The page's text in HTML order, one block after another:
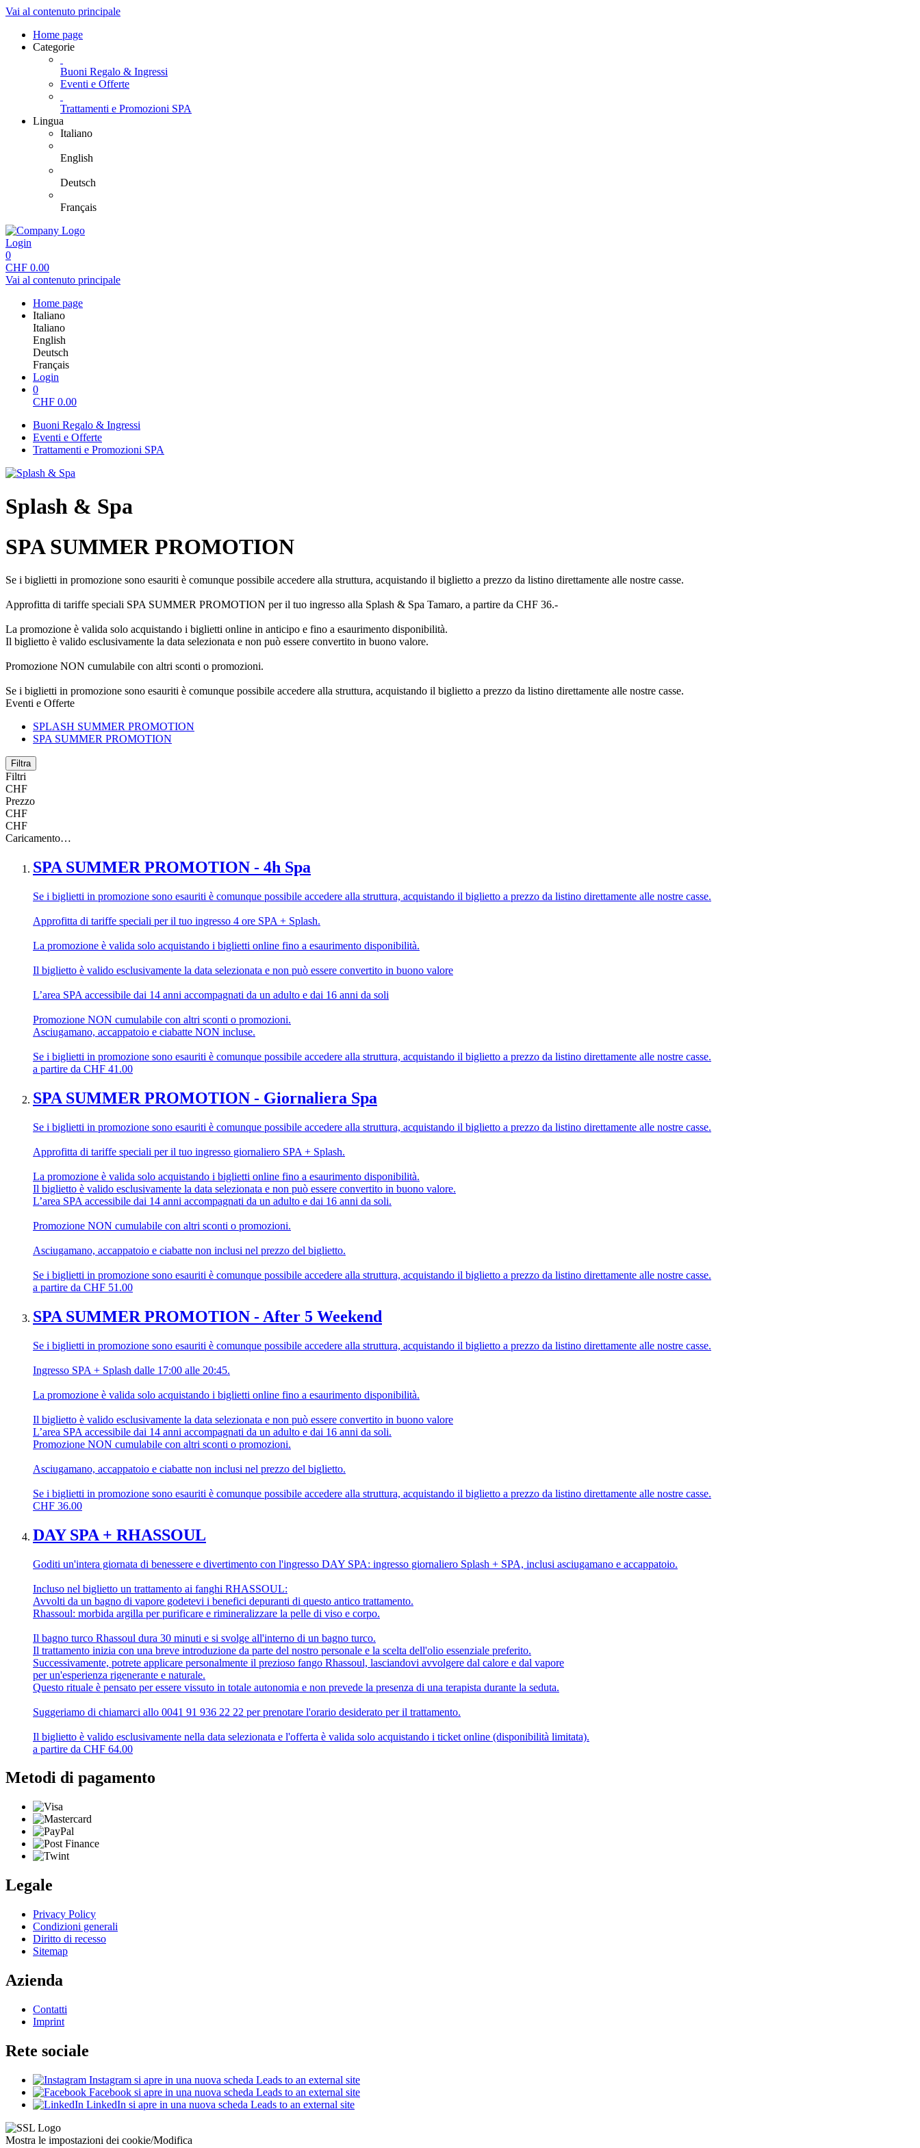
Vai al contenuto principale
Home page
Categorie
Buoni Regalo & Ingressi
Eventi e Offerte
Trattamenti e Promozioni SPA
Lingua
Italiano
English
Deutsch
Français
Login
0
CHF 0.00
Vai al contenuto principale
Home page
Italiano
Italiano
English
Deutsch
Français
Login
0
CHF 0.00
Buoni Regalo & Ingressi
Eventi e Offerte
Trattamenti e Promozioni SPA
Splash & Spa
SPA SUMMER PROMOTION
Se i biglietti in promozione sono esauriti è comunque possibile accedere alla struttura, acquistando il biglietto a prezzo da listino direttamente alle nostre casse.
Approfitta di tariffe speciali SPA SUMMER PROMOTION per il tuo ingresso alla Splash & Spa Tamaro, a partire da CHF 36.-
La promozione è valida solo acquistando i biglietti online in anticipo e fino a esaurimento disponibilità.
Il biglietto è valido esclusivamente la data selezionata e non può essere convertito in buono valore.
Promozione NON cumulabile con altri sconti o promozioni.
Se i biglietti in promozione sono esauriti è comunque possibile accedere alla struttura, acquistando il biglietto a prezzo da listino direttamente alle nostre casse.
Eventi e Offerte
SPLASH SUMMER PROMOTION
SPA SUMMER PROMOTION
Filtra
Filtri
CHF
Prezzo
CHF
CHF
Caricamento…
SPA SUMMER PROMOTION - 4h Spa
Se i biglietti in promozione sono esauriti è comunque possibile accedere alla struttura, acquistando il biglietto a prezzo da listino direttamente alle nostre casse.
Approfitta di tariffe speciali per il tuo ingresso 4 ore SPA + Splash.
La promozione è valida solo acquistando i biglietti online fino a esaurimento disponibilità.
Il biglietto è valido esclusivamente la data selezionata e non può essere convertito in buono valore
L’area SPA accessibile dai 14 anni accompagnati da un adulto e dai 16 anni da soli
Promozione NON cumulabile con altri sconti o promozioni.
Asciugamano, accappatoio e ciabatte NON incluse.
Se i biglietti in promozione sono esauriti è comunque possibile accedere alla struttura, acquistando il biglietto a prezzo da listino direttamente alle nostre casse.
a partire da CHF 41.00
SPA SUMMER PROMOTION - Giornaliera Spa
Se i biglietti in promozione sono esauriti è comunque possibile accedere alla struttura, acquistando il biglietto a prezzo da listino direttamente alle nostre casse.
Approfitta di tariffe speciali per il tuo ingresso giornaliero SPA + Splash.
La promozione è valida solo acquistando i biglietti online fino a esaurimento disponibilità.
Il biglietto è valido esclusivamente la data selezionata e non può essere convertito in buono valore.
L’area SPA accessibile dai 14 anni accompagnati da un adulto e dai 16 anni da soli.
Promozione NON cumulabile con altri sconti o promozioni.
Asciugamano, accappatoio e ciabatte non inclusi nel prezzo del biglietto.
Se i biglietti in promozione sono esauriti è comunque possibile accedere alla struttura, acquistando il biglietto a prezzo da listino direttamente alle nostre casse.
a partire da CHF 51.00
SPA SUMMER PROMOTION - After 5 Weekend
Se i biglietti in promozione sono esauriti è comunque possibile accedere alla struttura, acquistando il biglietto a prezzo da listino direttamente alle nostre casse.
Ingresso SPA + Splash dalle 17:00 alle 20:45.
La promozione è valida solo acquistando i biglietti online fino a esaurimento disponibilità.
Il biglietto è valido esclusivamente la data selezionata e non può essere convertito in buono valore
L’area SPA accessibile dai 14 anni accompagnati da un adulto e dai 16 anni da soli.
Promozione NON cumulabile con altri sconti o promozioni.
Asciugamano, accappatoio e ciabatte non inclusi nel prezzo del biglietto.
Se i biglietti in promozione sono esauriti è comunque possibile accedere alla struttura, acquistando il biglietto a prezzo da listino direttamente alle nostre casse.
CHF 36.00
DAY SPA + RHASSOUL
Goditi un'intera giornata di benessere e divertimento con l'ingresso DAY SPA: ingresso giornaliero Splash + SPA, inclusi asciugamano e accappatoio.
Incluso nel biglietto un trattamento ai fanghi RHASSOUL:
Avvolti da un bagno di vapore godetevi i benefici depuranti di questo antico trattamento.
Rhassoul: morbida argilla per purificare e rimineralizzare la pelle di viso e corpo.
Il bagno turco Rhassoul dura 30 minuti e si svolge all'interno di un bagno turco.
Il trattamento inizia con una breve introduzione da parte del nostro personale e la scelta dell'olio essenziale preferito.
Successivamente, potrete applicare personalmente il prezioso fango Rhassoul, lasciandovi avvolgere dal calore e dal vapore
per un'esperienza rigenerante e naturale.
Questo rituale è pensato per essere vissuto in totale autonomia e non prevede la presenza di una terapista durante la seduta.
Suggeriamo di chiamarci allo 0041 91 936 22 22 per prenotare l'orario desiderato per il trattamento.
Il biglietto è valido esclusivamente nella data selezionata e l'offerta è valida solo acquistando i ticket online (disponibilità limitata).
a partire da CHF 64.00
Metodi di pagamento
Legale
Privacy Policy
Condizioni generali
Diritto di recesso
Sitemap
Azienda
Contatti
Imprint
Rete sociale
Instagram si apre in una nuova scheda Leads to an external site
Facebook si apre in una nuova scheda Leads to an external site
LinkedIn si apre in una nuova scheda Leads to an external site
Mostra le impostazioni dei cookie/Modifica